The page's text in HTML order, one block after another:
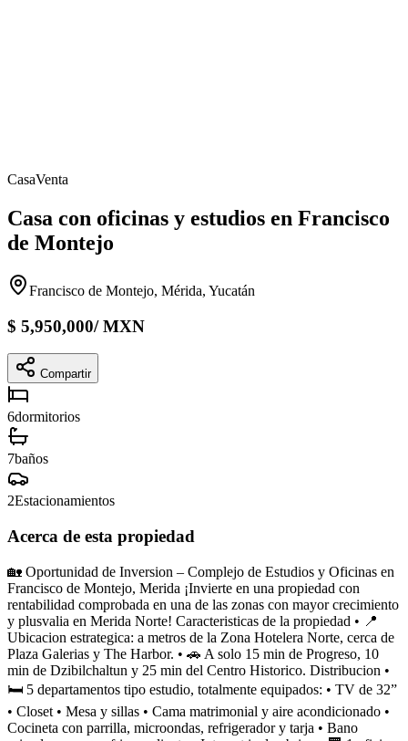
CasaVenta
Casa con oficinas y estudios en Francisco
de Montejo
Francisco de Montejo, Mérida, Yucatán
$ 5,950,000/MXN
Compartir
6dormitorios
7baños
2Estacionamientos
Acerca de esta propiedad
🏡 Oportunidad de Inversion – Complejo de Estudios y Oficinas en
Francisco de Montejo, Merida ¡Invierte en una propiedad con
rentabilidad comprobada en una de las zonas con mayor crecimiento
y plusvalia en Merida Norte! Caracteristicas de la propiedad • 📍
Ubicacion estrategica: a metros de la Zona Hotelera Norte, cerca de
Plaza Galerias y The Harbor. • 🚗 A solo 15 min de Progreso, 10
min de Dzibilchaltun y 25 min del Centro Historico. Distribucion •
🛏 5 departamentos tipo estudio, totalmente equipados: • TV de 32”
• Closet • Mesa y sillas • Cama matrimonial y aire acondicionado •
Cocineta con parrilla, microondas, refrigerador y tarja • Bano